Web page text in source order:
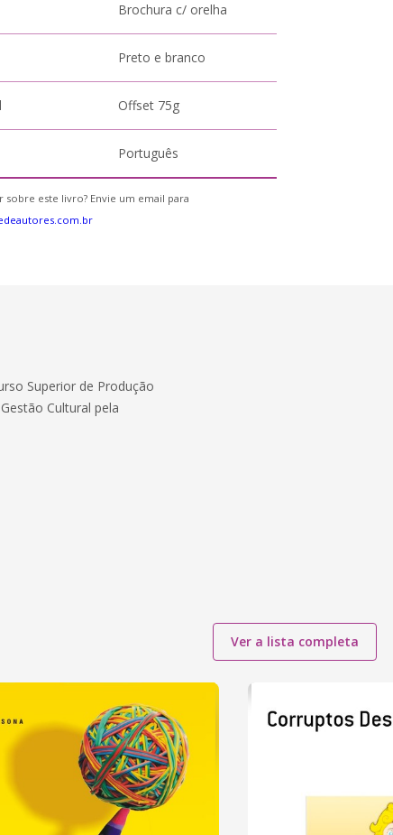
Brochura c/ orelha
Preto e branco
Offset 75g
Português
sobre este livro? Envie um email para
Superior de Produção
Cultural pela
Ver a lista completa